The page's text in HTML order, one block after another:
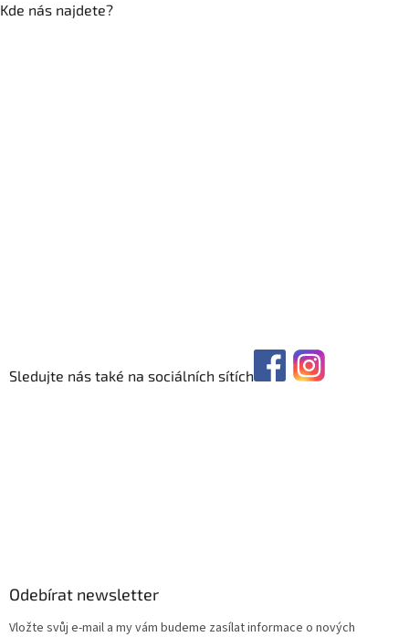
Kde nás najdete?
Sledujte nás také na sociálních sítích
Odebírat newsletter
Vložte svůj e-mail a my vám budeme zasílat informace o nových